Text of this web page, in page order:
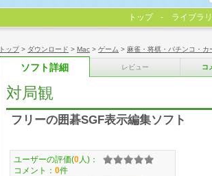
トップ> ダウンロード > Mac > ゲーム > 麻雀・将棋・パチンコ・カ
ソフト詳細 レビュー コ
対局観
フリーの囲碁SGF表示編集ソフト
ユーザーの評価(0 人)：
コメント： 0件
トップ ライブラリ